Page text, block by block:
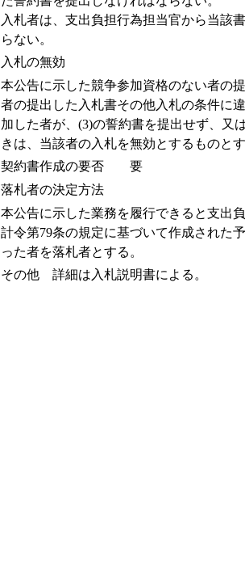
入札者は、支出負担行為担当官から当該
らない。
入札の無効
本公告に示した競争参加資格のない者の
者の提出した入札書その他入札の条件に
加した者が、(3)の誓約書を提出せず、又
きは、当該者の入札を無効とするものと
契約書作成の要否 要
落札者の決定方法
本公告に示した業務を履行できると支出
計令第79条の規定に基づいて作成された
った者を落札者とする。
その他 詳細は入札説明書による。